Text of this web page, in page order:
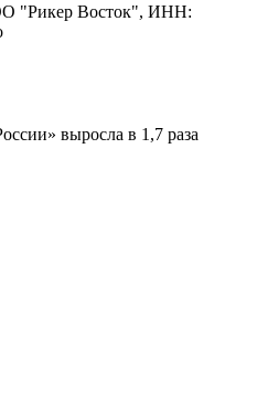
"Рикер Восток", ИНН:
выросла в 1,7 раза